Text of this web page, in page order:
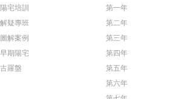
陽宅培訓
解疑專班
圖解案例
早期陽宅
古羅盤
第一年
第二年
第三年
第四年
第五年
第六年